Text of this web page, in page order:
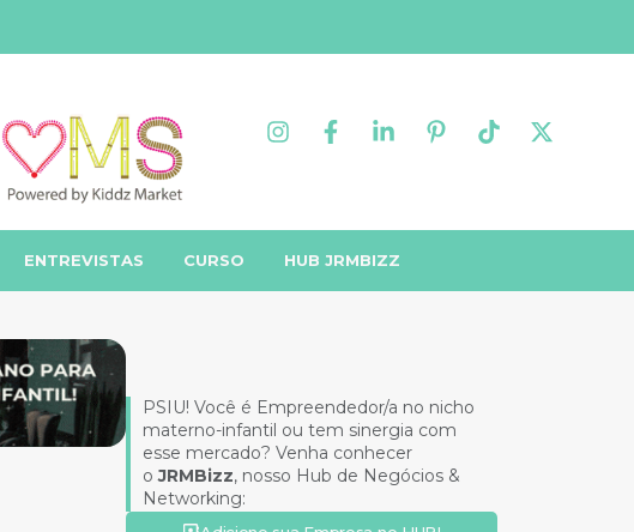
ENTREVISTAS CURSO HUB JRMBIZZ
PSIU! Você é Empreendedor/a no nicho
materno-infantil ou tem sinergia com
esse mercado? Venha conhecer
oJRMBizz, nosso Hub de Negócios &
Networking: